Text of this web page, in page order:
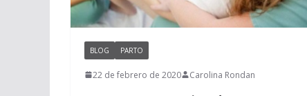
BLOG PARTO
22 de febrero de 2020 Carolina Rondan